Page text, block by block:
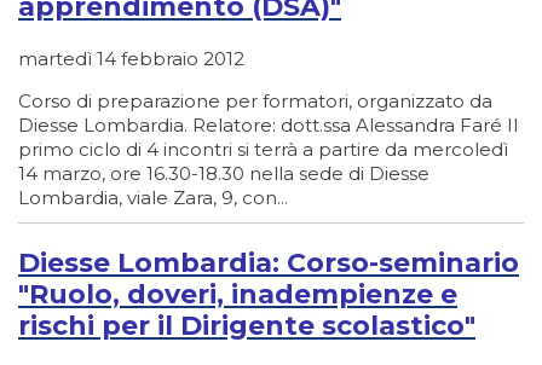
apprendimento (DSA)"
martedì 14 febbraio 2012
Corso di preparazione per formatori, organizzato da
Diesse Lombardia. Relatore: dott.ssa Alessandra Faré Il
primo ciclo di 4 incontri si terrà a partire da mercoledì
14 marzo, ore 16.30-18.30 nella sede di Diesse
Lombardia, viale Zara, 9, con...
Diesse Lombardia: Corso-seminario
"Ruolo, doveri, inadempienze e
rischi per il Dirigente scolastico"